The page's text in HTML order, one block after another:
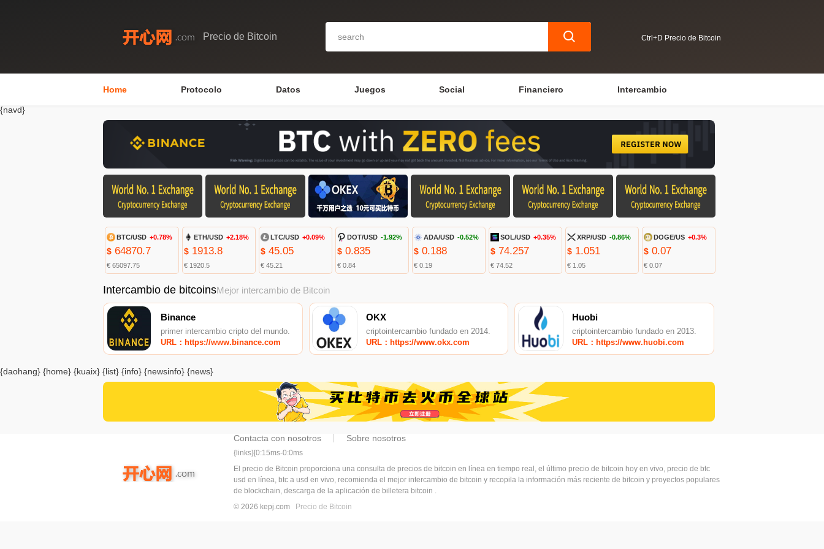
Precio de Bitcoin Ctrl+D Precio de Bitcoin
Home Protocolo Datos Juegos Social Financiero Intercambio
{navd}
BTC/USD +0.78%
$ 64870.7
€ 65097.75
ETH/USD +2.18%
$1913.8
€ 1920.5
LTC/USD +0.09%
$45.05
€ 45.21
DOT/USD -1.92%
$0.835
€ 0.84
ADA/USD -0.52%
$0.188
€ 0.19
SOL/USD +0.35%
$ 74.257
€ 74.52
XRP/USD -0.86%
$ 1.051
€ 1.05
DOGE/US +0.3%
$ 0.07
€ 0.07
Intercambio de bitcoinsMejor intercambio de Bitcoin
Binance
primer intercambio cripto del mundo.
URL：https://www.binance.com
OKX
criptointercambio fundado en 2014.
URL：https://www.okx.com
Huobi
criptointercambio fundado en 2013.
URL：https://www.huobi.com
{daohang} {home} {kuaix} {list} {info} {newsinfo} {news}
Contacta con nosotros Sobre nosotros
{links}[0:15ms-0:0ms
El precio de Bitcoin proporciona una consulta de precios de bitcoin en línea en tiempo real, el último precio de bitcoin hoy en vivo, precio de btc
usd en línea, btc a usd en vivo, recomienda el mejor intercambio de bitcoin y recopila la información más reciente de bitcoin y proyectos populares
de blockchain, descarga de la aplicación de billetera bitcoin .
© 2026 kepj.com
Precio de Bitcoin